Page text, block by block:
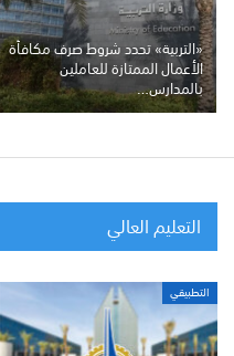
«التربية» تحدد شروط صرف مكافأة
الأعمال الممتازة للعاملين
بالمدارس…
التعليم العالي
التطبيقي